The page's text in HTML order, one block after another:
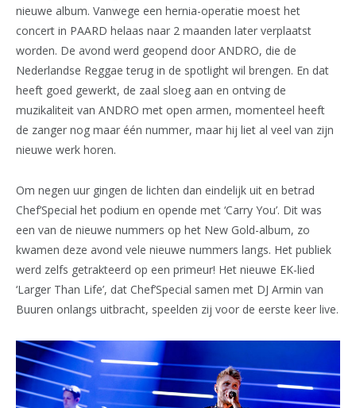
nieuwe album. Vanwege een hernia-operatie moest het
concert in PAARD helaas naar 2 maanden later verplaatst
worden. De avond werd geopend door ANDRO, die de
Nederlandse Reggae terug in de spotlight wil brengen. En dat
heeft goed gewerkt, de zaal sloeg aan en ontving de
muzikaliteit van ANDRO met open armen, momenteel heeft
de zanger nog maar één nummer, maar hij liet al veel van zijn
nieuwe werk horen.
Om negen uur gingen de lichten dan eindelijk uit en betrad
Chef’Special het podium en opende met ‘Carry You’. Dit was
een van de nieuwe nummers op het New Gold-album, zo
kwamen deze avond vele nieuwe nummers langs. Het publiek
werd zelfs getrakteerd op een primeur! Het nieuwe EK-lied
‘Larger Than Life’, dat Chef’Special samen met DJ Armin van
Buuren onlangs uitbracht, speelden zij voor de eerste keer live.